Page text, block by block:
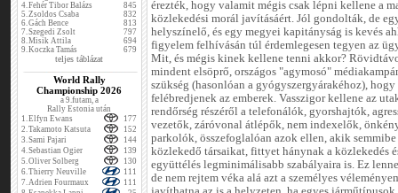
4.Fehér Tibor Balázs
845
5.Zsoldos Csaba
832
6.Gách Bence
813
7.Szegedi Zsolt
797
8.Misik Attila
694
9.Koczka Tamás 679
teljes táblázat
World Rally
Championship 2026
a 9.futam, a
Rally Estonia után
1.Elfyn Ewans
177
2.Takamoto Katsuta
152
3.Sami Pajari
144
4.Sebastian Ogier
139
5.Oliver Solberg
130
6.Thierry Neuville
111
7.Adrien Fourmaux
111
érezték, hogy valamit mégis csak lépni kellene a
közlekedési morál javításáért. Jól gondolták, de
helyszínelő, és egy megyei kapitányság is kevés
figyelem felhívásán túl érdemlegesen tegyen az
Mit, és mégis kinek kellene tenni akkor?
mindent elsöprő, országos "agymosó"
szükség (hasonlóan a gyógyszergyárakéhoz), hogy
felébredjenek az emberek. Vasszigor kellene az
rendőrség részéről a telefonálók, gyorshajtók,
vezetők, záróvonal átlépők, nem indexelők,
parkolók, összefoglalóan azok ellen, akik
közlekedő társaikat, fittyet hánynak a közlekedés
együttélés legminimálisabb szabályaira is. Ez
de nem rejtem véka alá azt a személyes